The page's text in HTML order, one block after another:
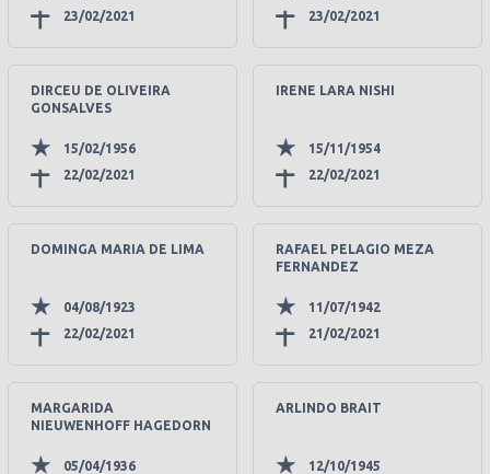
23/02/2021
23/02/2021
DIRCEU DE OLIVEIRA
GONSALVES
15/02/1956
22/02/2021
IRENE LARA NISHI
15/11/1954
22/02/2021
DOMINGA MARIA DE LIMA
04/08/1923
22/02/2021
RAFAEL PELAGIO MEZA
FERNANDEZ
11/07/1942
21/02/2021
MARGARIDA
NIEUWENHOFF HAGEDORN
05/04/1936
ARLINDO BRAIT
12/10/1945